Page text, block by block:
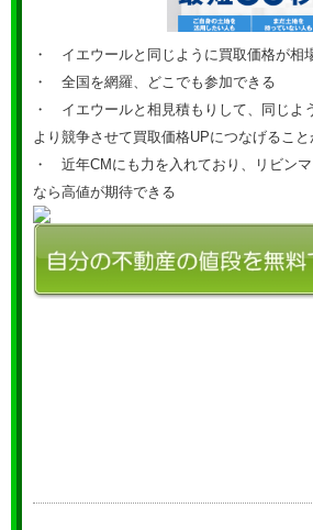
・ イエウールと同じように買取価格が相
・ 全国を網羅、どこでも参加できる
・ イエウールと相見積もりして、同じよ
より競争させて買取価格UPにつなげること
・ 近年CMにも力を入れており、リビン
なら高値が期待できる